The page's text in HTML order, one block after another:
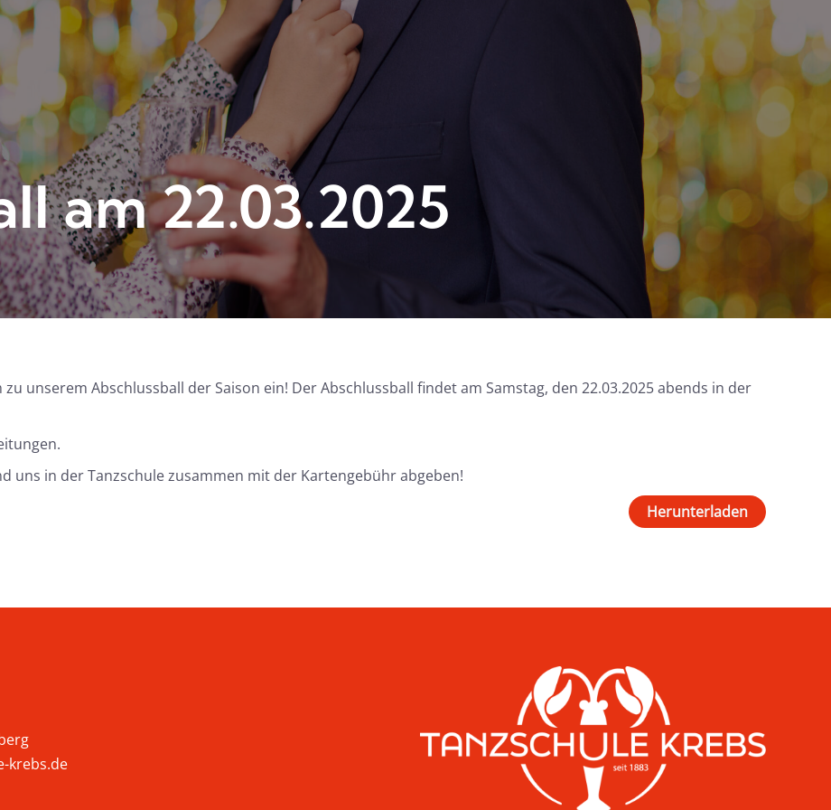
am 22.03.2025
unserem Abschlussball der Saison ein! Der Abschlussball findet am Samstag, den 22.03.2025 abends in der
uns in der Tanzschule zusammen mit der Kartengebühr abgeben!
Herunterladen
krebs.de